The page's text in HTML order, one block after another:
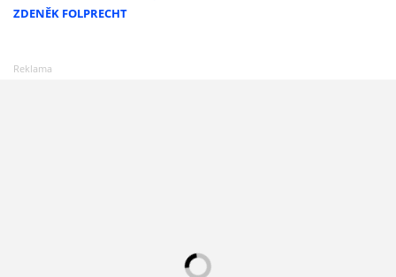
ZDENĚK FOLPRECHT